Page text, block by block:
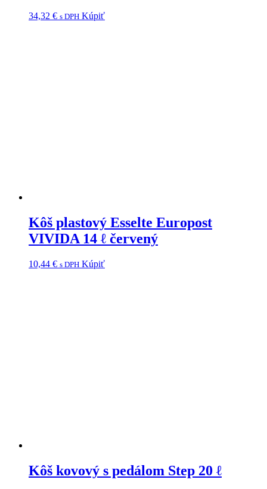
34,32 € s DPH Kúpiť
Kôš plastový Esselte Europost
VIVIDA 14 ℓ červený
10,44 € s DPH Kúpiť
Kôš kovový s pedálom Step 20 ℓ